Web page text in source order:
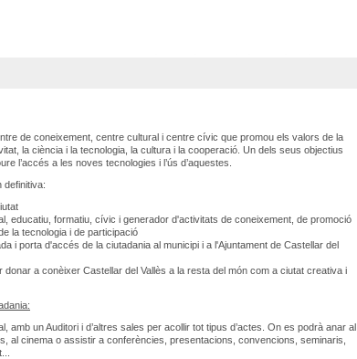
de coneixement, centre cultural i centre cívic que promou els valors de la
la ciència i la tecnologia, la cultura i la cooperació. Un dels seus objectius
l’accés a les noves tecnologies i l’ús d’aquestes.
definitiva:
educatiu, formatiu, cívic i generador d'activitats de coneixement, de promoció
la tecnologia i de participació
i porta d'accés de la ciutadania al municipi i a l'Ajuntament de Castellar del
donar a conèixer Castellar del Vallès a la resta del món com a ciutat creativa i
amb un Auditori i d’altres sales per acollir tot tipus d’actes. On es podrà anar al
al cinema o assistir a conferències, presentacions, convencions, seminaris,